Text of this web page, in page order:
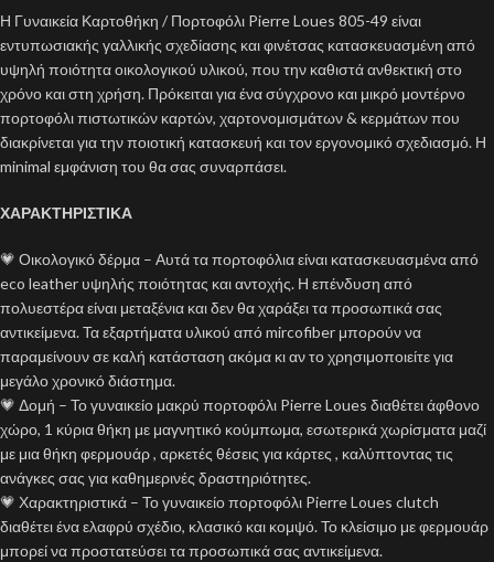
Η Γυναικεία Καρτοθήκη / Πορτοφόλι Pierre Loues 805-49 είναι
εντυπωσιακής γαλλικής σχεδίασης και φινέτσας κατασκευασμένη από
υψηλή ποιότητα οικολογικού υλικού, που την καθιστά ανθεκτική στο
χρόνο και στη χρήση. Πρόκειται για ένα σύγχρονο και μικρό μοντέρνο
πορτοφόλι πιστωτικών καρτών, χαρτονομισμάτων & κερμάτων που
διακρίνεται για την ποιοτική κατασκευή και τον εργονομικό σχεδιασμό. Η
minimal εμφάνιση του θα σας συναρπάσει.
ΧΑΡΑΚΤΗΡΙΣΤΙΚΑ
💗 Οικολογικό δέρμα – Αυτά τα πορτοφόλια είναι κατασκευασμένα από
eco leather υψηλής ποιότητας και αντοχής. Η επένδυση από
πολυεστέρα είναι μεταξένια και δεν θα χαράξει τα προσωπικά σας
αντικείμενα. Τα εξαρτήματα υλικού από mircofiber μπορούν να
παραμείνουν σε καλή κατάσταση ακόμα κι αν το χρησιμοποιείτε για
μεγάλο χρονικό διάστημα.
💗 Δομή – Το γυναικείο μακρύ πορτοφόλι Pierre Loues διαθέτει άφθονο
χώρο, 1 κύρια θήκη με μαγνητικό κούμπωμα, εσωτερικά χωρίσματα μαζί
με μια θήκη φερμουάρ , αρκετές θέσεις για κάρτες , καλύπτοντας τις
ανάγκες σας για καθημερινές δραστηριότητες.
💗 Χαρακτηριστικά – Το γυναικείο πορτοφόλι Pierre Loues clutch
διαθέτει ένα ελαφρύ σχέδιο, κλασικό και κομψό. Το κλείσιμο με φερμουάρ
μπορεί να προστατεύσει τα προσωπικά σας αντικείμενα.